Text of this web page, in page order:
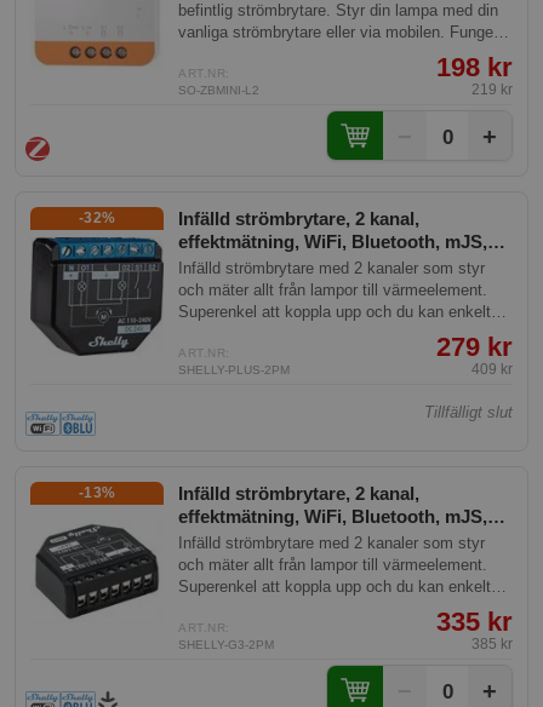
befintlig strömbrytare. Styr din lampa med din
vanliga strömbrytare eller via mobilen. Fungerar
strömbrytare.
ART.NR:
SO-ZBMINI-L2
198 kr
219 kr
0 +
Infälld strömbrytare, 2 kanal,
effektmätning, WiFi, Bluetooth, mJS,
Shelly Plus 2PM
-32%
Infälld strömbrytare med 2 kanaler som styr
och mäter allt från lampor till värmeelement.
Superenkel att koppla upp och du kan enkelt
styra den från hela världen. Kraftfull med
effektmätning och inbyggd skriptmotor.
ART.NR:
SHELLY-PLUS-2PM
279 kr
409 kr
Tillfälligt slut
Infälld strömbrytare, 2 kanal,
effektmätning, WiFi, Bluetooth, mJS,
Shelly Plus 2PM G3
-13%
Infälld strömbrytare med 2 kanaler som styr
och mäter allt från lampor till värmeelement.
Superenkel att koppla upp och du kan enkelt
styra den från hela världen. Kraftfull med
effektmätning och inbyggd skriptmotor.
ART.NR:
SHELLY-G3-2PM
335 kr
385 kr
0 +